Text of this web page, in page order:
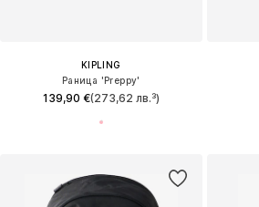
KIPLING
Раница 'Preppy'
139,90 €(273,62 лв.³)